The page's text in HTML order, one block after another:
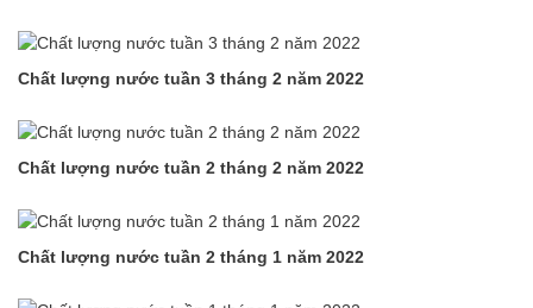
Chất lượng nước tuần 3 tháng 2 năm 2022
Chất lượng nước tuần 2 tháng 2 năm 2022
Chất lượng nước tuần 2 tháng 1 năm 2022